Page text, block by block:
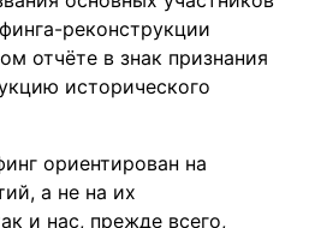
реконструкции
отчёте в знак признания
исторического
ориентирован на
а не на их
и нас, прежде всего,